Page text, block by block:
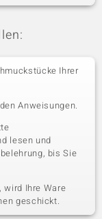
Ihrer
Anweisungen.
lesen und
bis Sie
Ihre Ware
geschickt.